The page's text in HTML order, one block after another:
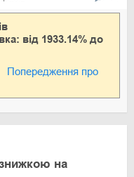
від 1933.14% до
Попередження про
на